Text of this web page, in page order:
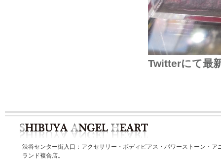
Twitterにて最
渋谷センター街入口：アクセサリー・ボディピアス・パワーストーン・ア
ランド複合店。